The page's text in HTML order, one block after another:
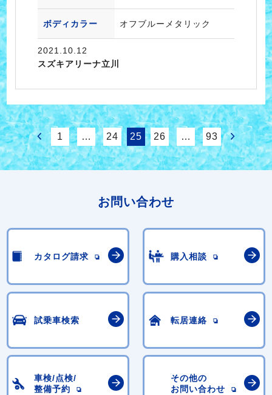
ボディカラー オフブルーメタリック
2021.10.12
スズキアリーナ立川
1 … 24 25 26 … 93
お問い合わせ
カタログ請求 購入相談
試乗車検索 転居連絡
車検/点検/
整備予約
その他の
お問い合わせ